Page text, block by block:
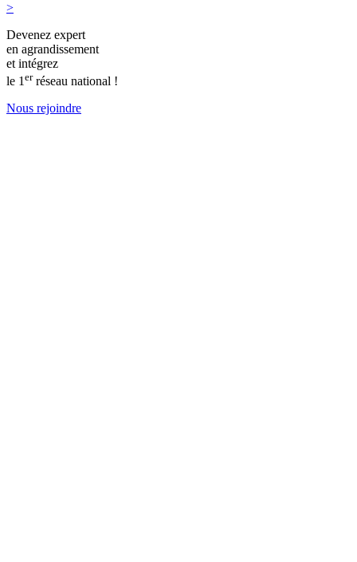
>
Devenez expert
en agrandissement
et intégrez
le 1 erréseau national !
Nous rejoindre